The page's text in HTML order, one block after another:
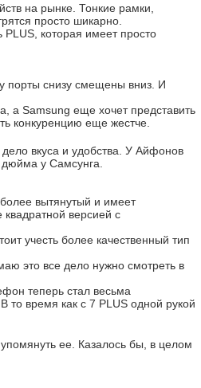
на рынке. Тонкие рамки,
просто шикарно.
которая имеет просто
порты снизу смещены вниз. И
а Samsung еще хочет представить
конкуренцию еще жестче.
дело вкуса и удобства. У Айфонов
у Самсунга.
вытянутый и имеет
версией с
учесть более качественный тип
это все дело нужно смотреть в
теперь стал весьма
время как с 7 PLUS одной рукой
ее. Казалось бы, в целом